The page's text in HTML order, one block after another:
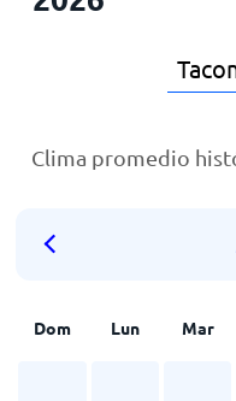
Clima promedio
Dom Lun Mar